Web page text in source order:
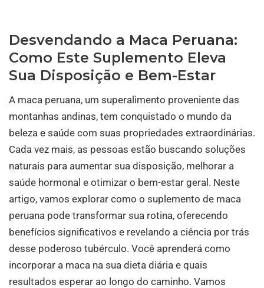
Desvendando a Maca Peruana:
Como Este Suplemento Eleva
Sua Disposição e Bem-Estar
A maca peruana, um superalimento proveniente das
montanhas andinas, tem conquistado o mundo da
beleza e saúde com suas propriedades extraordinárias.
Cada vez mais, as pessoas estão buscando soluções
naturais para aumentar sua disposição, melhorar a
saúde hormonal e otimizar o bem-estar geral. Neste
artigo, vamos explorar como o suplemento de maca
peruana pode transformar sua rotina, oferecendo
benefícios significativos e revelando a ciência por trás
desse poderoso tubérculo. Você aprenderá como
incorporar a maca na sua dieta diária e quais
resultados esperar ao longo do caminho. Vamos